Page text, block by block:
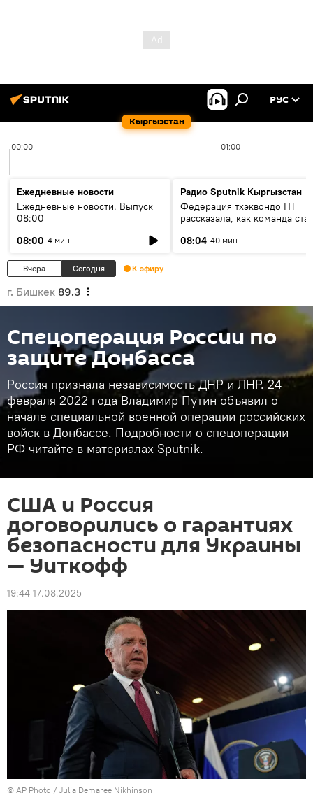
Кыргызстан
РУС
00:00 01:00
Ежедневные новости
Ежедневные новости. Выпуск
08:00
08:00 4 мин
Радио Sputnik Кыргызстан
Федерация тхэквондо ITF
рассказала, как команда
08:04 40 мин
Вчера Сегодня К эфиру
г. Бишкек 89.3
Спецоперация России по
защите Донбасса
Россия признала независимость ДНР и ЛНР. 24
февраля 2022 года Владимир Путин объявил о
начале специальной военной операции российских
войск в Донбассе. Подробности о спецоперации
РФ читайте в материалах Sputnik.
США и Россия
договорились о гарантиях
безопасности для Украины
— Уиткофф
19:44 17.08.2025
© AP Photo / Julia Demaree Nikhinson